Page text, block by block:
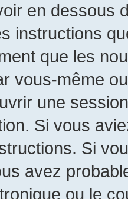
en dessous
instructions
que les
vous-même
une
Si vous
Si
avez
ou le